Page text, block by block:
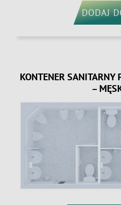
DODAJ
KONTENER SANITARNY
–